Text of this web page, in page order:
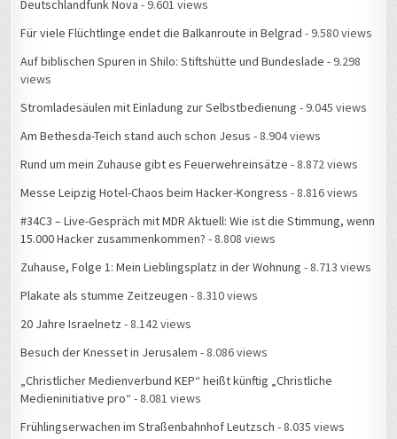
Deutschlandfunk Nova - 9.601 views
Für viele Flüchtlinge endet die Balkanroute in Belgrad - 9.580 views
Auf biblischen Spuren in Shilo: Stiftshütte und Bundeslade - 9.298
views
Stromladesäulen mit Einladung zur Selbstbedienung - 9.045 views
Am Bethesda-Teich stand auch schon Jesus - 8.904 views
Rund um mein Zuhause gibt es Feuerwehreinsätze - 8.872 views
Messe Leipzig Hotel-Chaos beim Hacker-Kongress - 8.816 views
#34C3 – Live-Gespräch mit MDR Aktuell: Wie ist die Stimmung, wenn
15.000 Hacker zusammenkommen? - 8.808 views
Zuhause, Folge 1: Mein Lieblingsplatz in der Wohnung - 8.713 views
Plakate als stumme Zeitzeugen - 8.310 views
20 Jahre Israelnetz - 8.142 views
Besuch der Knesset in Jerusalem - 8.086 views
„Christlicher Medienverbund KEP“ heißt künftig „Christliche
Medieninitiative pro“ - 8.081 views
Frühlingserwachen im Straßenbahnhof Leutzsch - 8.035 views